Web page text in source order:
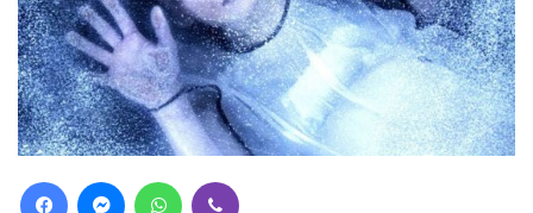
FacebookMessengerWhatsApp